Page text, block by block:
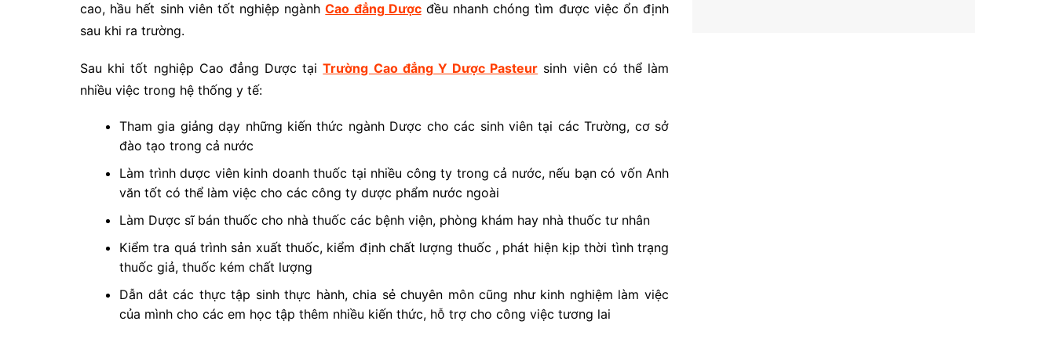
cao, hầu hết sinh viên tốt nghiệp ngànhCao đẳng Dượcđều nhanh chóng tìm được việc ổn định
sau khi ra trường.
Sau khi tốt nghiệp Cao đẳng Dược tạiTrường Cao đẳng Y Dược Pasteur sinh viên có thể làm
nhiều việc trong hệ thống y tế:
Tham gia giảng dạy những kiến thức ngành Dược cho các sinh viên tại các Trường, cơ sở
đào tạo trong cả nước
Làm trình dược viên kinh doanh thuốc tại nhiều công ty trong cả nước, nếu bạn có vốn Anh
văn tốt có thể làm việc cho các công ty dược phẩm nước ngoài
Làm Dược sĩ bán thuốc cho nhà thuốc các bệnh viện, phòng khám hay nhà thuốc tư nhân
Kiểm tra quá trình sản xuất thuốc, kiểm định chất lượng thuốc , phát hiện kịp thời tình trạng
thuốc giả, thuốc kém chất lượng
Dẫn dắt các thực tập sinh thực hành, chia sẻ chuyên môn cũng như kinh nghiệm làm việc
của mình cho các em học tập thêm nhiều kiến thức, hỗ trợ cho công việc tương lai